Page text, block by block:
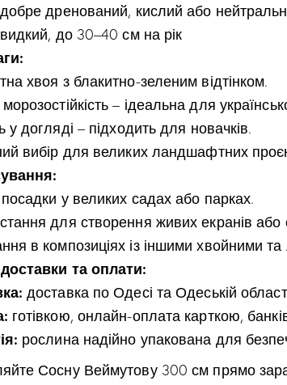
добре дренований, кислий або
до 30–40 см на рік
хвоя з блакитно-зеленим відтінком.
– ідеальна для
у догляді – підходить для новачків.
вибір для великих ландшафтних
у великих садах або парках.
для створення живих екранів або
в композиціях із іншими хвойними
та оплати:
доставка по Одесі та Одеській
готівкою, онлайн-оплата карткою,
рослина надійно упакована для
Сосну Веймутову 300 см прямо